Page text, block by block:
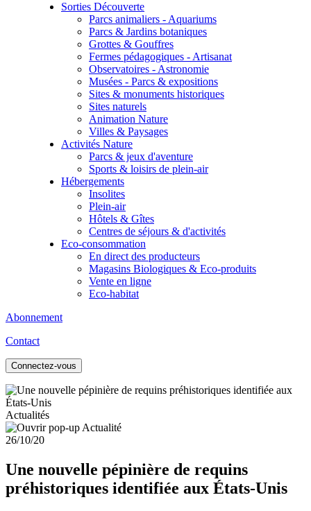
Sorties Découverte
Parcs animaliers - Aquariums
Parcs & Jardins botaniques
Grottes & Gouffres
Fermes pédagogiques - Artisanat
Observatoires - Astronomie
Musées - Parcs & expositions
Sites & monuments historiques
Sites naturels
Animation Nature
Villes & Paysages
Activités Nature
Parcs & jeux d'aventure
Sports & loisirs de plein-air
Hébergements
Insolites
Plein-air
Hôtels & Gîtes
Centres de séjours & d'activités
Eco-consommation
En direct des producteurs
Magasins Biologiques & Eco-produits
Vente en ligne
Eco-habitat
Abonnement
Contact
Connectez-vous
Actualités
26/10/20
Une nouvelle pépinière de requins
préhistoriques identifiée aux États-Unis